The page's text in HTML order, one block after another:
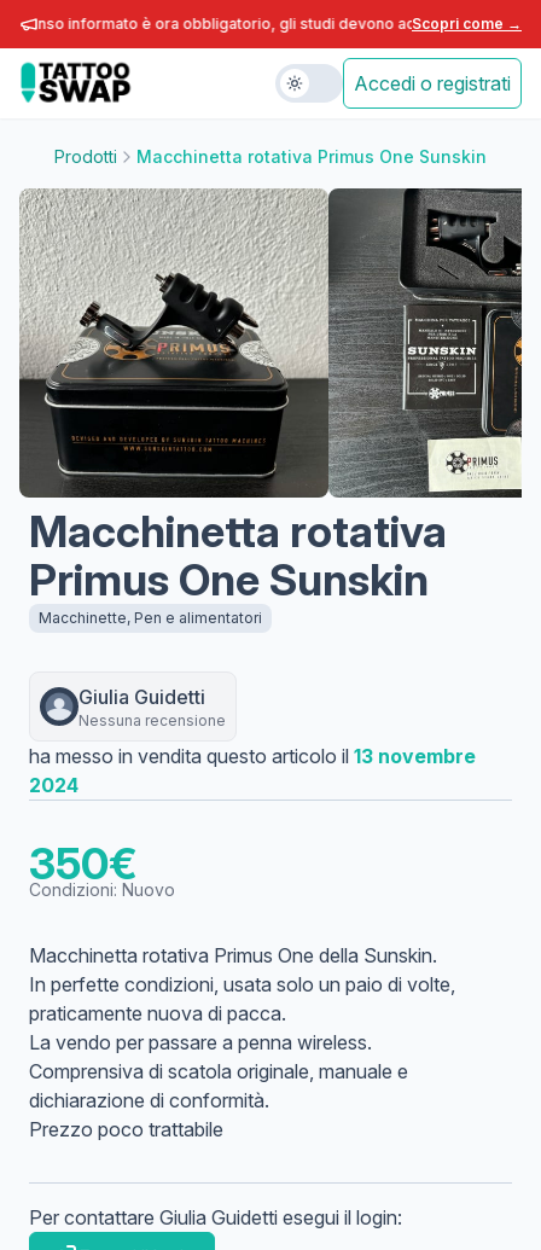
informato è ora obbligatorio, gli studi devono adeguarsi entro fine
Scopri come →
Accedi o registrati
Prodotti Macchinetta rotativa Primus One Sunskin
Macchinetta rotativa
Primus One Sunskin
Macchinette, Pen e alimentatori
Giulia Guidetti
Nessuna recensione
ha messo in vendita questo articolo il 13 novembre
2024
350€
Condizioni: Nuovo
Macchinetta rotativa Primus One della Sunskin.
In perfette condizioni, usata solo un paio di volte,
praticamente nuova di pacca.
La vendo per passare a penna wireless.
Comprensiva di scatola originale, manuale e
dichiarazione di conformità.
Prezzo poco trattabile
Per contattare Giulia Guidetti esegui il login: